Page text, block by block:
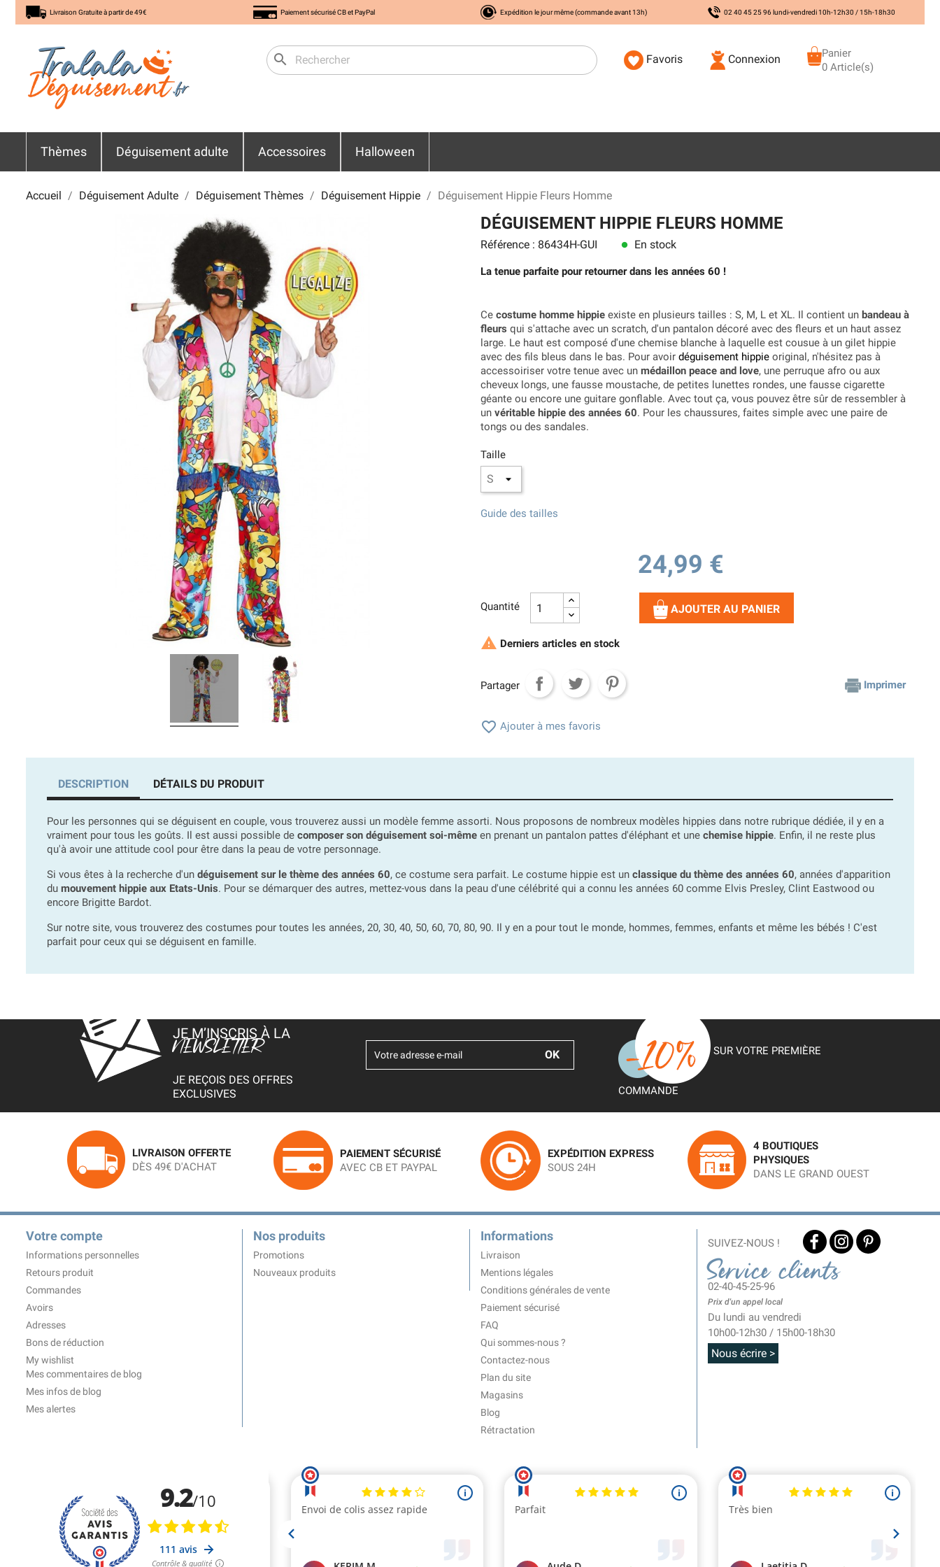
Livraison Gratuite à partir de 49€ Paiement sécurisé CB et PayPal Expédition le jour même (commande avant 13h) 02 40 45 25 96 lundi-vendredi 10h-12h30 / 15h-18h30
search Favoris Connexion
Panier
0 Article(s)
Thèmes Déguisement adulte Accessoires Halloween
Accueil Déguisement Adulte Déguisement Thèmes Déguisement Hippie Déguisement Hippie Fleurs Homme
DÉGUISEMENT HIPPIE FLEURS HOMME
Référence : 86434H-GUI lens En stock
La tenue parfaite pour retourner dans les années 60 !
Ce costume homme hippie existe en plusieurs tailles : S, M, L et XL. Il contient un bandeau à
fleurs qui s'attache avec un scratch, d'un pantalon décoré avec des fleurs et un haut assez
large. Le haut est composé d'une chemise blanche à laquelle est cousue à un gilet hippie
avec des fils bleus dans le bas. Pour avoir déguisement hippie original, n'hésitez pas à
accessoiriser votre tenue avec un médaillon peace and love, une perruque afro ou aux
cheveux longs, une fausse moustache, de petites lunettes rondes, une fausse cigarette
géante ou encore une guitare gonflable. Avec tout ça, vous pouvez être sûr de ressembler à
un véritable hippie des années 60. Pour les chaussures, faites simple avec une paire de
tongs ou des sandales.
Taille
Guide des tailles
24,99 €
Quantité AJOUTER AU PANIER
 Derniers articles en stock
Partager Imprimer
 Ajouter à mes favoris
DESCRIPTION DÉTAILS DU PRODUIT
Pour les personnes qui se déguisent en couple, vous trouverez aussi un modèle femme assorti. Nous proposons de nombreux modèles hippies dans notre rubrique dédiée, il y en a
vraiment pour tous les goûts. Il est aussi possible de composer son déguisement soi-même en prenant un pantalon pattes d'éléphant et une chemise hippie. Enfin, il ne reste plus
qu'à avoir une attitude cool pour être dans la peau de votre personnage.
Si vous êtes à la recherche d'un déguisement sur le thème des années 60, ce costume sera parfait. Le costume hippie est un classique du thème des années 60, années d'apparition
du mouvement hippie aux Etats-Unis. Pour se démarquer des autres, mettez-vous dans la peau d'une célébrité qui a connu les années 60 comme Elvis Presley, Clint Eastwood ou
encore Brigitte Bardot.
Sur notre site, vous trouverez des costumes pour toutes les années, 20, 30, 40, 50, 60, 70, 80, 90. Il y en a pour tout le monde, hommes, femmes, enfants et même les bébés ! C'est
parfait pour ceux qui se déguisent en famille.
JE M’INSCRIS À LA
NEWSLETTER
JE REÇOIS DES OFFRES
EXCLUSIVES
SUR VOTRE PREMIÈRE
COMMANDE
LIVRAISON OFFERTE
DÈS 49€ D'ACHAT
PAIEMENT SÉCURISÉ
AVEC CB ET PAYPAL
EXPÉDITION EXPRESS
SOUS 24H
4 BOUTIQUES
PHYSIQUES
DANS LE GRAND OUEST
Votre compte
Informations personnelles
Retours produit
Commandes
Avoirs
Adresses
Bons de réduction
My wishlist
Mes commentaires de blog
Mes infos de blog
Mes alertes
Nos produits
Promotions
Nouveaux produits
Informations
Livraison
Mentions légales
Conditions générales de vente
Paiement sécurisé
FAQ
Qui sommes-nous ?
Contactez-nous
Plan du site
Magasins
Blog
Rétractation
SUIVEZ-NOUS !
Service clients
02-40-45-25-96
Prix d'un appel local
Du lundi au vendredi
10h00-12h30 / 15h00-18h30
Nous écrire >